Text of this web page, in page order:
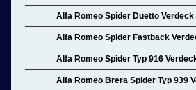
Alfa Romeo Spider Duetto Verdeck
Alfa Romeo Spider Fastback
Alfa Romeo Spider Typ 916
Alfa Romeo Brera Spider Typ 939